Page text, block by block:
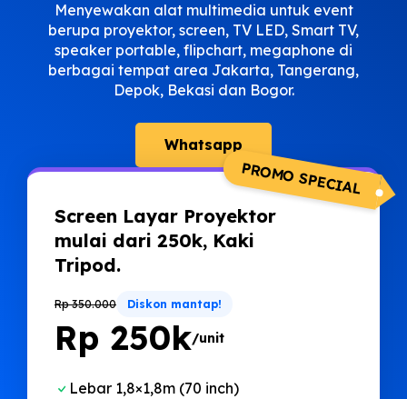
Menyewakan alat multimedia untuk event
berupa proyektor, screen, TV LED, Smart TV,
speaker portable, flipchart, megaphone di
berbagai tempat area Jakarta, Tangerang,
Depok, Bekasi dan Bogor.
Whatsapp
PROMO SPECIAL
Screen Layar Proyektor
mulai dari 250k, Kaki
Tripod.
Rp 350.000 Diskon mantap!
Rp 250k/unit
Lebar 1,8×1,8m (70 inch)